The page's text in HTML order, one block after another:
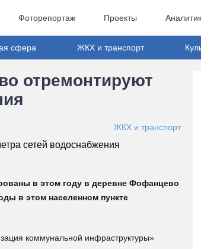
Фоторепортаж Проекты
сфера ЖКХ и транспорт
отремонтируют
ЖКХ и транспорт
в этом году в деревне Фофанцево
в этом населенном пункте
коммунальной инфраструктуры»